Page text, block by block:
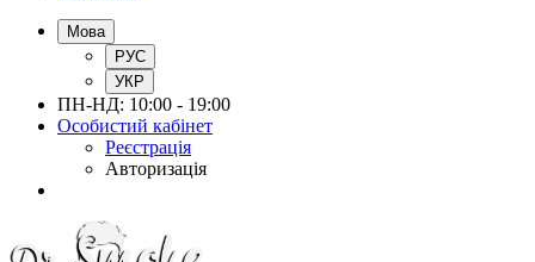
Мова
РУС
УКР
ПН-НД: 10:00 - 19:00
Особистий кабінет
Реєстрація
Авторизація